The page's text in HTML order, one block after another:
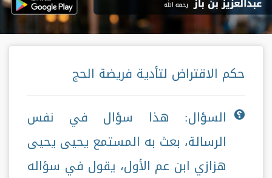
حكم الاقتراض لتأدية فريضة الحج
السؤال: هذا سؤال في نفس
الرسالة، بعث به المستمع يحيى يحيى
هزازي ابن عم الأول، يقول في سؤاله